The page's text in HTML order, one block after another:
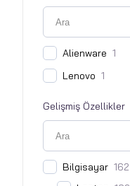
Alienware 1
Lenovo 1
Gelişmiş Özellikler
Bilgisayar 162